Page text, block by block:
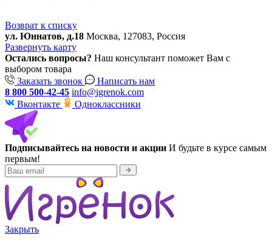
Возврат к списку
ул. Юннатов, д.18 Москва, 127083, Россия
Развернуть карту
Остались вопросы? Наш консультант поможет Вам с
выбором товара
Заказать звонок
Написать нам
8 800 500-42-45 info@igrenok.com
Вконтакте
Одноклассники
Подписывайтесь на новости и акции И будьте в курсе самым
первым!
Закрыть